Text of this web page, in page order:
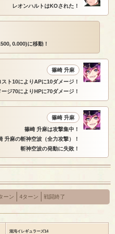
レオンハルトはKOされた！
0.000)に移動！
篠崎 升麻
スト10によりAPに10ダメージ！
ージ70によりHPに70ダメージ！
篠崎 升麻
篠崎 升麻は攻撃集中！
升麻の斬神空波（全力攻撃）！
斬神空波の発動に失敗！
ーン 4ターン 戦闘終了
混沌イレギュラーズ14